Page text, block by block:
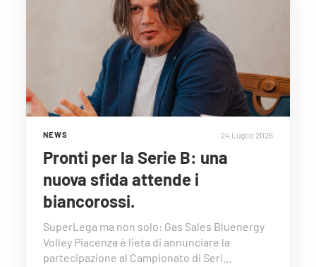
NEWS 24 Luglio 2026
Pronti per la Serie B: una
nuova sfida attende i
biancorossi.
SuperLega ma non solo: Gas Sales Bluenergy
Volley Piacenza è lieta di annunciare la
partecipazione al Campionato di Seri…